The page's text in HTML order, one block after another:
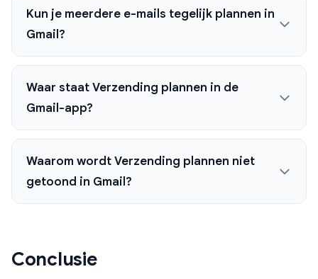
Kun je meerdere e-mails tegelijk plannen in
Gmail?
Waar staat Verzending plannen in de
Gmail-app?
Waarom wordt Verzending plannen niet
getoond in Gmail?
Conclusie